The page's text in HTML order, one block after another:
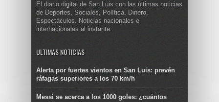
El diario digital de San Luis con las últimas noticias
de Deportes, Sociales, Política, Dinero,
Espectáculos. Noticias nacionales e
internacionales al instante.
ULTIMAS NOTICIAS
Alerta por fuertes vientos en San Luis: prevén
ráfagas superiores a los 70 km/h
Messi se acerca a los 1000 goles: ¿cuántos